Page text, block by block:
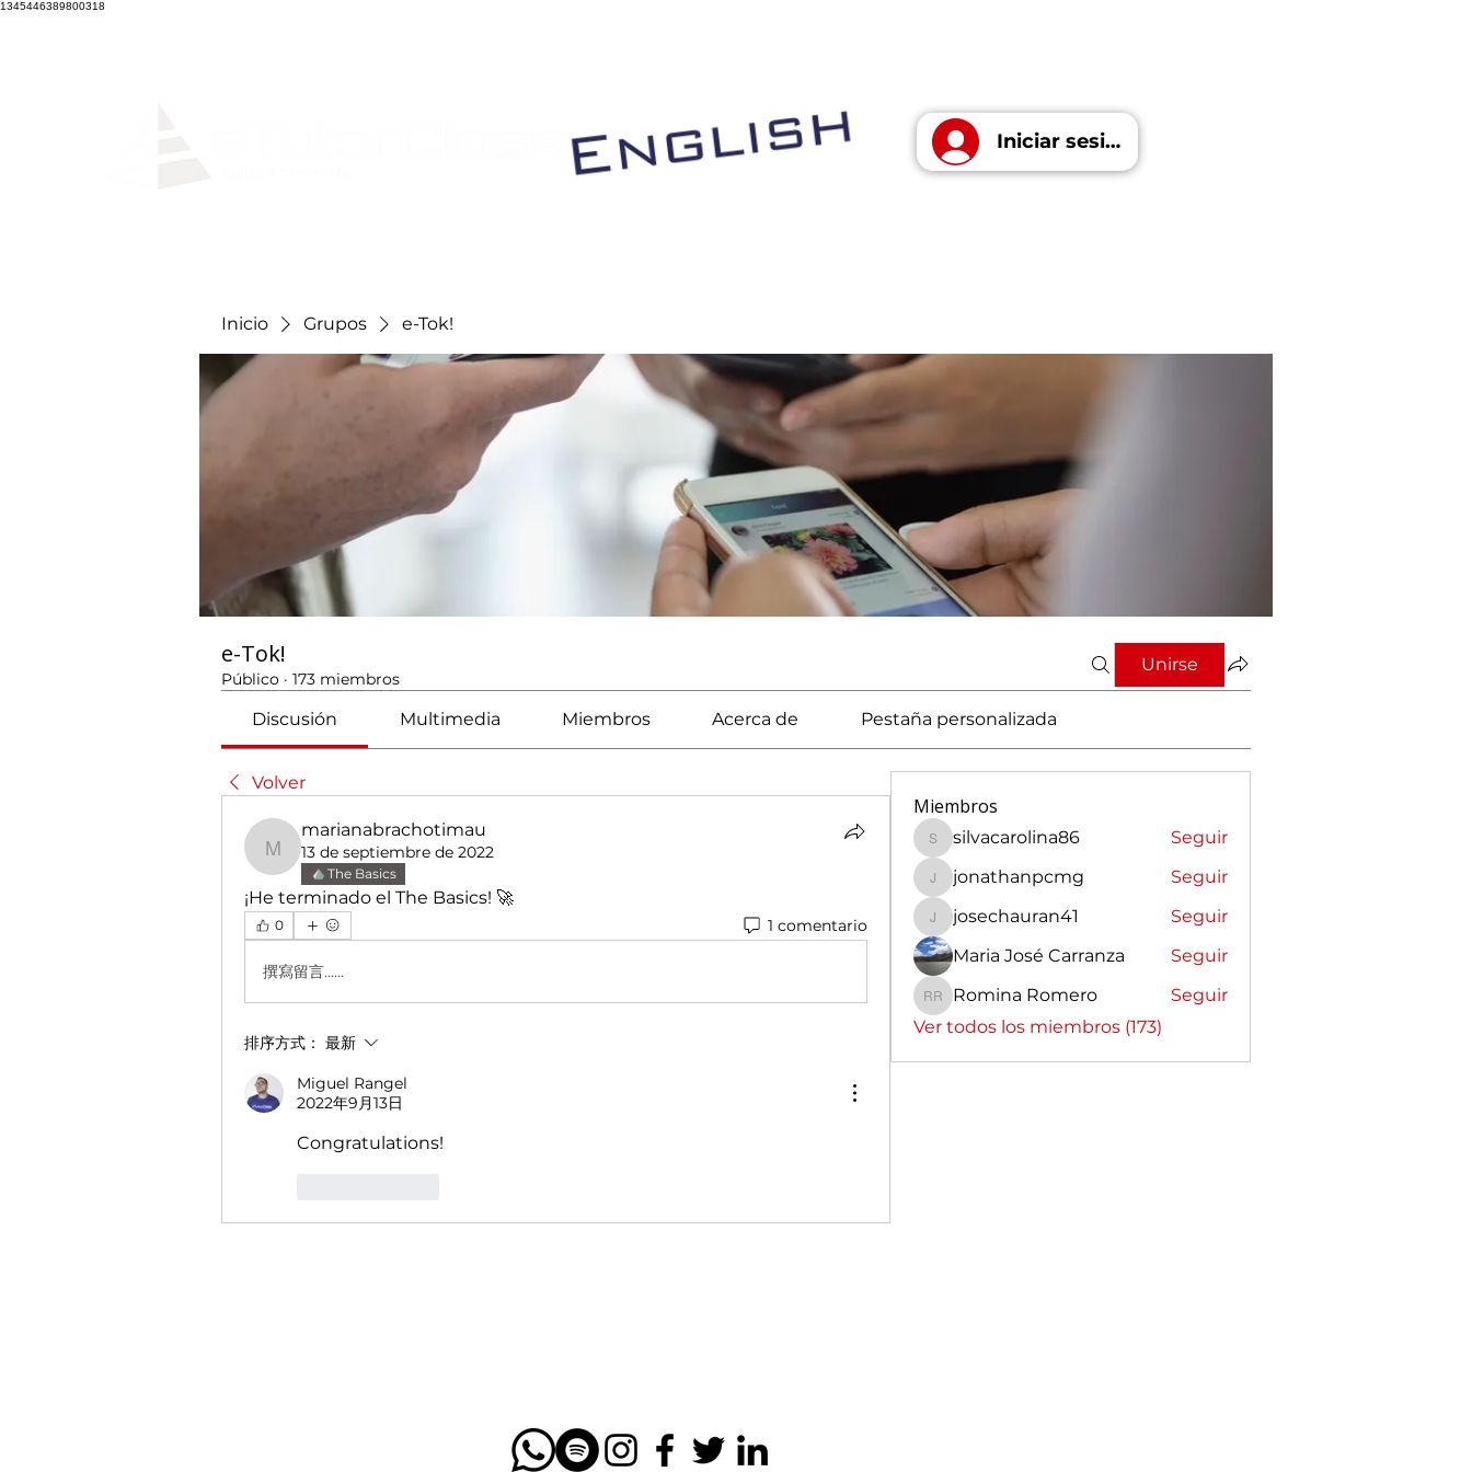
1345446389800318
Iniciar sesión
Inicio Grupos e-Tok!
e-Tok!
Público · 173 miembros
Unirse
Discusión Multimedia Miembros Acerca de Pestaña personalizada
Volver
marianabrachotimau
marianabrachotimau
13 de septiembre de 2022
The Basics
¡He terminado el The Basics! 🚀
0 1 comentario
撰寫留言......
排序方式： 最新
Miguel Rangel
2022年9月13日
Congratulations!
Miembros
silvacarolina86
silvacarolina86 Seguir
jonathanpcmg
jonathanpcmg Seguir
josechauran41
josechauran41
Seguir
Maria José Carranza
Seguir
Romina Romero
Romina Romero
Seguir
Ver todos los miembros (173)